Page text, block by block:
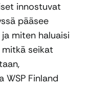
innostuvat
pääsee
miten haluaisi
seikat
WSP Finland